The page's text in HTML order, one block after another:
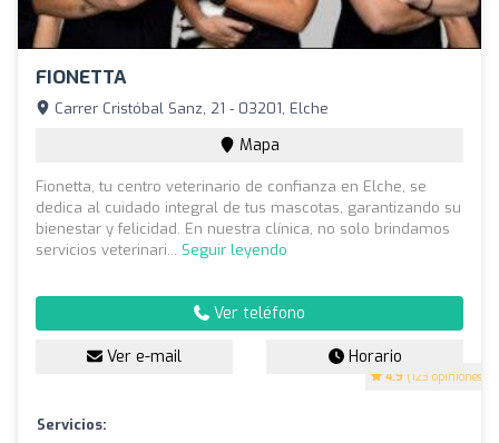
FIONETTA
4.9 (123 opiniones)
Carrer Cristóbal Sanz, 21 - 03201, Elche
Mapa
Fionetta, tu centro veterinario de confianza en Elche, se
dedica al cuidado integral de tus mascotas, garantizando su
bienestar y felicidad. En nuestra clínica, no solo brindamos
servicios veterinari... Seguir leyendo
Ver teléfono
Ver e-mail Horario
Servicios: